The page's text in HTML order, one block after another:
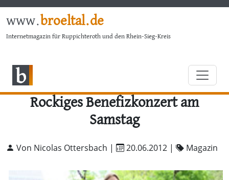
www.broeltal.de
Internetmagazin für Ruppichteroth und den Rhein-Sieg-Kreis
Rockiges Benefizkonzert am
Samstag
Von Nicolas Ottersbach | 20.06.2012 | Magazin